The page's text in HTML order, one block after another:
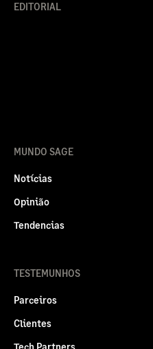
EDITORIAL
MUNDO SAGE
Notícias
Opinião
Tendencias
TESTEMUNHOS
Parceiros
Clientes
Tech Partners